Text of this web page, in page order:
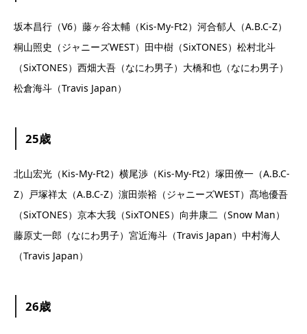
坂本昌行（V6）藤ヶ谷太輔（Kis-My-Ft2）河合郁人（A.B.C-Z）
桐山照史（ジャニーズWEST）田中樹（SixTONES）松村北斗
（SixTONES）西畑大吾（なにわ男子）大橋和也（なにわ男子）
松倉海斗（Travis Japan）
25歳
北山宏光（Kis-My-Ft2）横尾渉（Kis-My-Ft2）塚田僚一（A.B.C-
Z）戸塚祥太（A.B.C-Z）濵田崇裕（ジャニーズWEST）髙地優吾
（SixTONES）京本大我（SixTONES）向井康二（Snow Man）
藤原丈一郎（なにわ男子）宮近海斗（Travis Japan）中村海人
（Travis Japan）
26歳